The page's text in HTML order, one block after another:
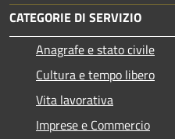
CATEGORIE DI SERVIZIO
Anagrafe e stato civile
Cultura e tempo libero
Vita lavorativa
Imprese e Commercio